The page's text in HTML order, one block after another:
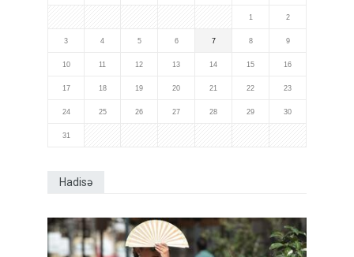
1 2
3 4 5 6 7 8 9
10 11 12 13 14 15 16
17 18 19 20 21 22 23
24 25 26 27 28 29 30
31
Hadisə